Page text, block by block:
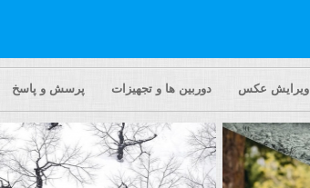
ویرایش عکس دوربین ها و تجهیزات پرسش و پاسخ